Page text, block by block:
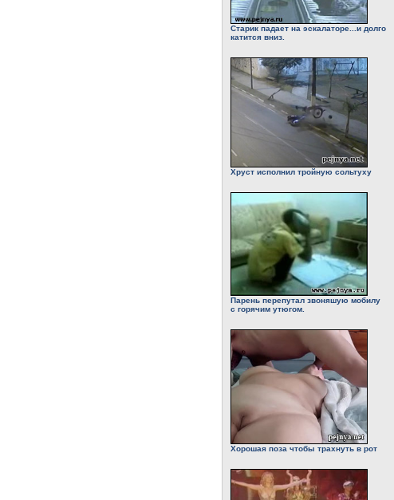
Старик падает на эскалаторе...и долго
катится вниз.
Хруст исполнил тройную сольтуху
Парень перепутал звоняшую мобилу
с горячим утюгом.
Хорошая поза чтобы трахнуть в рот